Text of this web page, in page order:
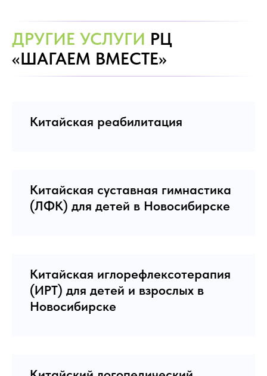
ДРУГИЕ УСЛУГИ РЦ
«ШАГАЕМ ВМЕСТЕ»
Китайская реабилитация
Китайская суставная гимнастика
(ЛФК) для детей в Новосибирске
Китайская иглорефлексотерапия
(ИРТ) для детей и взрослых в
Новосибирске